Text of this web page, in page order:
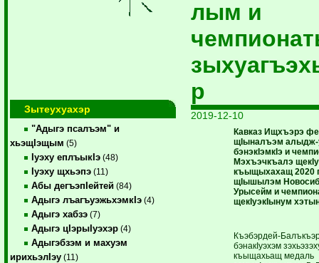
Зытеухуахэр
"Адыгэ псалъэм" и
хьэщIэщым (5)
Iуэху еплъыкIэ (48)
Iуэху щхьэпэ (11)
Абы дегъэпIейтей (84)
Адыгэ лъагъуэжьхэмкIэ (4)
Адыгэ хабзэ (7)
Адыгэ цIэрыIуэхэр (4)
Адыгэбзэм и махуэм
ирихьэлIэу (11)
лым и
р
2019-12-10
Кавказ Ищхъэрэ
щIыналъэм
бэнэкIэмкIэ и
Мэхъэчкъалэ
къыщыхахащ 2020
щIышылэм
Урысейм и
щекIуэкIынум
Къэбэрдей-
бэнакIуэхэм
къыщахьащ медаль